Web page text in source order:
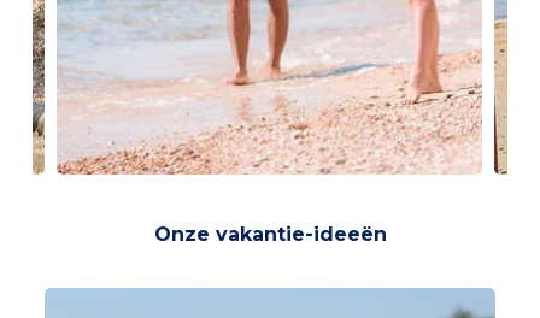
Onze vakantie-ideeën